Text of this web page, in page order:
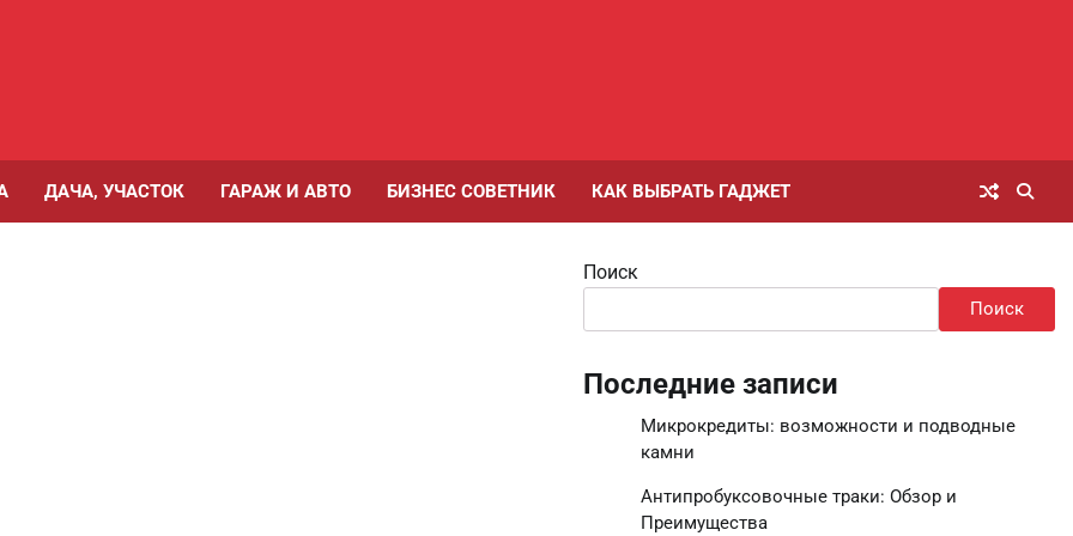
ДАЧА, УЧАСТОК ГАРАЖ И АВТО БИЗНЕС СОВЕТНИК КАК ВЫБРАТЬ ГАДЖЕТ
Поиск
Поиск
Последние записи
Микрокредиты: возможности и подводные
камни
Антипробуксовочные траки: Обзор и
Преимущества